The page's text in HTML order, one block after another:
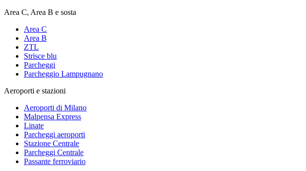
Area C, Area B e sosta
Area C
Area B
ZTL
Strisce blu
Parcheggi
Parcheggio Lampugnano
Aeroporti e stazioni
Aeroporti di Milano
Malpensa Express
Linate
Parcheggi aeroporti
Stazione Centrale
Parcheggi Centrale
Passante ferroviario